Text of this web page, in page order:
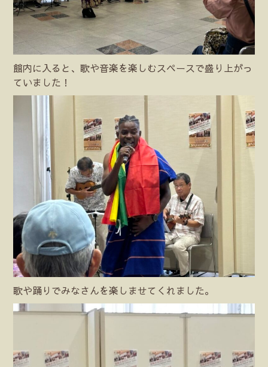
館内に入ると、歌や音楽を楽しむスペースで盛り上がっ
ていました！
歌や踊りでみなさんを楽しませてくれました。